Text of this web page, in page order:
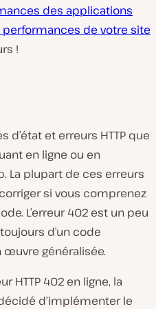
des applications
performances de votre site
!
et erreurs HTTP que
en ligne ou en
La plupart de ces erreurs
si vous comprenez
L’erreur 402 est un peu
d’un code
généralisée.
HTTP 402 en ligne, la
d’implémenter le